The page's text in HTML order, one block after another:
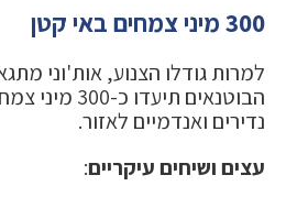
300 מיני צמחים באי קטן
למרות גודלו הצנוע, אות'וני
הבוטנאים
נדירים ואנדמיים לאזור.
עצים ושיחים עיקריים: